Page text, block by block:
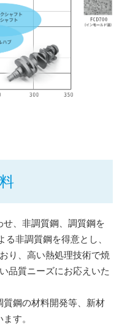
、非調質鋼、調質鋼を
非調質鋼を得意とし、
り、高い熱処理技術で焼
品質ニーズにお応えいた
質鋼の材料開発等、新材
す。